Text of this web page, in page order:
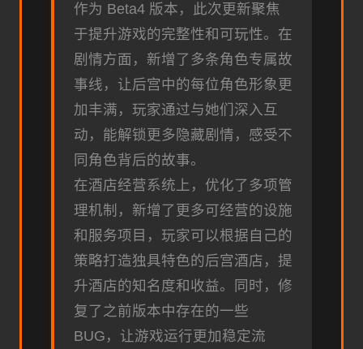
作为 Beta4 版本，此次更新聚焦
于提升游戏的完整性和可玩性。在
剧情方面，新增了多条角色专属故
事线，让后宫中的每位角色形象更
加丰满，玩家通过与她们深入互
动，能解锁更多隐藏剧情，感受不
同角色背后的故事。
在酒店经营系统上，优化了多项管
理机制，新增了更多可经营的设施
和服务项目，玩家可以根据自己的
策略打造独具特色的后宫酒店，提
升酒店的知名度和收益。同时，修
复了之前版本中存在的一些
BUG，让游戏运行更加稳定流